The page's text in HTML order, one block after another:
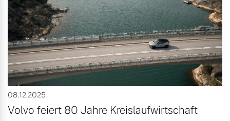
08.12.2025
Volvo feiert 80 Jahre Kreislaufwirtschaft